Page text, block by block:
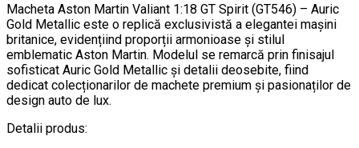
Macheta Aston Martin Valiant 1:18 GT Spirit (GT546) – Auric
Gold Metallic este o replică exclusivistă a elegantei mașini
britanice, evidențiind proporții armonioase și stilul
emblematic Aston Martin. Modelul se remarcă prin finisajul
sofisticat Auric Gold Metallic și detalii deosebite, fiind
dedicat colecționarilor de machete premium și pasionaților de
design auto de lux.
Detalii produs: